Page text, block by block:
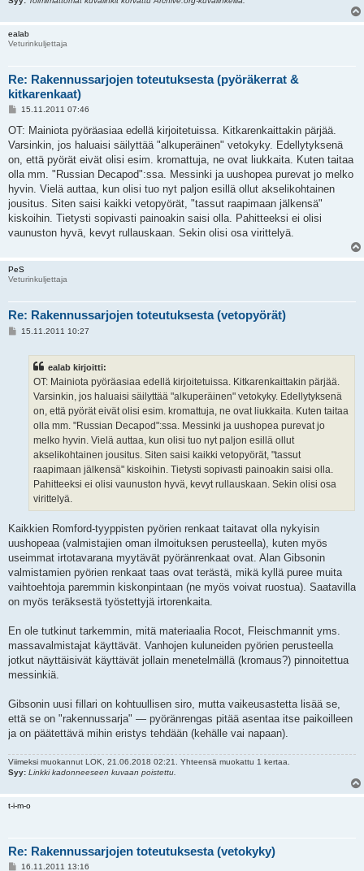
ealab
Veturinkuljettaja
Re: Rakennussarjojen toteutuksesta (pyöräkerrat &
kitkarenkaat)
V
e
t
i
15.11.2011 07:46
OT: Mainiota pyöräasiaa edellä kirjoitetuissa. Kitkarenkaittakin pärjää.
Varsinkin, jos haluaisi säilyttää "alkuperäinen" vetokyky. Edellytyksenä
on, että pyörät eivät olisi esim. kromattuja, ne ovat liukkaita. Kuten taitaa
olla mm. "Russian Decapod":ssa. Messinki ja uushopea purevat jo melko
hyvin. Vielä auttaa, kun olisi tuo nyt paljon esillä ollut akselikohtainen
jousitus. Siten saisi kaikki vetopyörät, "tassut raapimaan jälkensä"
kiskoihin. Tietysti sopivasti painoakin saisi olla. Pahitteeksi ei olisi
vaunuston hyvä, kevyt rullauskaan. Sekin olisi osa virittelyä.
PeS
Veturinkuljettaja
Re: Rakennussarjojen toteutuksesta (vetopyörät)
V15.11.2011 10:27
ealab kirjoitti:
OT: Mainiota pyöräasiaa edellä kirjoitetuissa. Kitkarenkaittakin pärjää.
Varsinkin, jos haluaisi säilyttää "alkuperäinen" vetokyky. Edellytyksenä
on, että pyörät eivät olisi esim. kromattuja, ne ovat liukkaita. Kuten taitaa
olla mm. "Russian Decapod":ssa. Messinki ja uushopea purevat jo
melko hyvin. Vielä auttaa, kun olisi tuo nyt paljon esillä ollut
akselikohtainen jousitus. Siten saisi kaikki vetopyörät, "tassut
raapimaan jälkensä" kiskoihin. Tietysti sopivasti painoakin saisi olla.
Pahitteeksi ei olisi vaunuston hyvä, kevyt rullauskaan. Sekin olisi osa
virittelyä.
Kaikkien Romford-tyyppisten pyörien renkaat taitavat olla nykyisin
uushopeaa (valmistajien oman ilmoituksen perusteella), kuten myös
useimmat irtotavarana myytävät pyöränrenkaat ovat. Alan Gibsonin
valmistamien pyörien renkaat taas ovat terästä, mikä kyllä puree muita
vaihtoehtoja paremmin kiskonpintaan (ne myös voivat ruostua). Saatavilla
on myös teräksestä työstettyjä irtorenkaita.
En ole tutkinut tarkemmin, mitä materiaalia Rocot, Fleischmannit yms.
massavalmistajat käyttävät. Vanhojen kuluneiden pyörien perusteella
jotkut näyttäisivät käyttävät jollain menetelmällä (kromaus?) pinnoitettua
messinkiä.
Gibsonin uusi fillari on kohtuullisen siro, mutta vaikeusastetta lisää se,
että se on "rakennussarja" — pyöränrengas pitää asentaa itse paikoilleen
ja on päätettävä mihin eristys tehdään (kehälle vai napaan).
Viimeksi muokannut LOK , 21.06.2018 02:21. Yhteensä muokattu 1 kertaa.
Syy: Linkki kadonneeseen kuvaan poistettu.
t-i-m-o
Re: Rakennussarjojen toteutuksesta (vetokyky)
V16.11.2011 13:16